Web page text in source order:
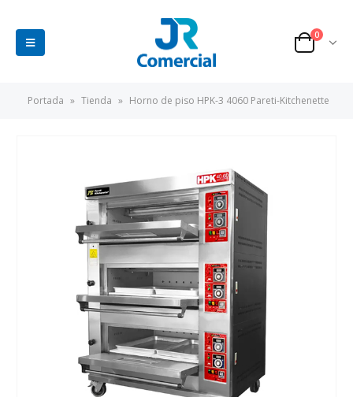
0
Portada » Tienda » Horno de piso HPK-3 4060 Pareti-Kitchenette